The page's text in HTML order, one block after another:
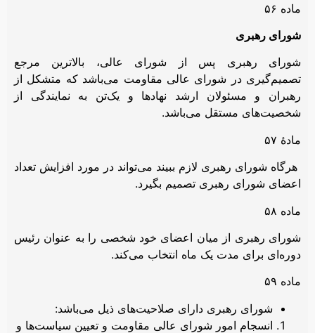
ماده ۵۶
شورای رهبری
شورای رهبری پس از شورای عالی، بالاترین مرجع
تصمیم‌گیری در شورای عالی مقاومت می‌باشد که متشکل از
رهبران و مسئولان ارشد نهادها و یک‌تن به نمایندگی از
شخصیت‌های مستقل می‌باشد.
مادۀ ۵۷
هرگاه شورای رهبری لازم ببیند می‌تواند در مورد افزایش تعداد
اعضای شورای رهبری تصمیم بگیرد.
ماده ۵۸
شورای رهبری از میان اعضای خود شخصی را به عنوان رئیس
دوره‌ای برای مدت یک ماه انتخاب می‌کند.
ماده ۵۹
شورای رهبری دارای صلاحیت‌های ذیل می‌باشد:
انسجام امور شورای عالی مقاومت و تعیین سیاست‌ها و